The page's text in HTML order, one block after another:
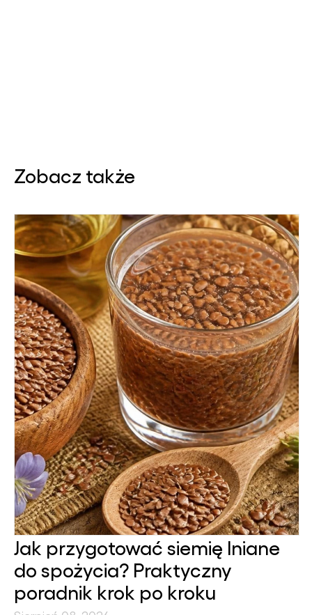
Zobacz także
Jak przygotować siemię lniane
do spożycia? Praktyczny
poradnik krok po kroku